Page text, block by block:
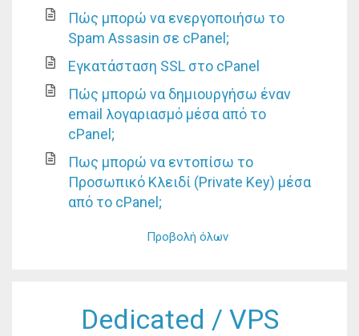
Πώς μπορώ να ενεργοποιήσω το
Spam Assasin σε cPanel;
Εγκατάσταση SSL στο cPanel
Πώς μπορώ να δημιουργήσω έναν
email λογαριασμό μέσα από το
cPanel;
Πως μπορώ να εντοπίσω το
Προσωπικό Κλειδί (Private Key) μέσα
από το cPanel;
Προβολή όλων
Dedicated / VPS